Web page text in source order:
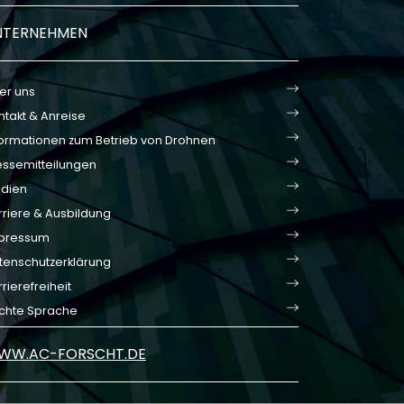
uns
& Anreise
zum Betrieb von Drohnen
& Ausbildung
Sprache
FORSCHT.DE